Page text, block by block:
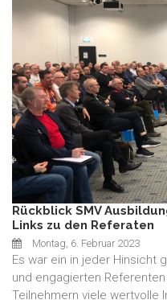
Rückblick SMV
Links zu den Referaten
Montag, 6. Februar 2023
Es war ein in jeder Hinsicht
und engagierten
Teilnehmern viele wertvolle